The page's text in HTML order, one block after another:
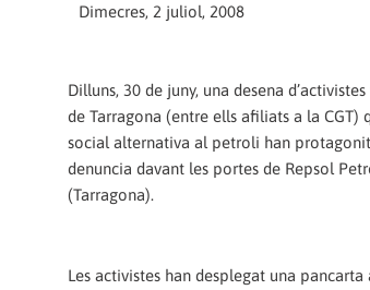
Dimecres, 2 juliol, 2008
Dilluns, 30 de juny, una desena
de Tarragona (entre ells afiliats a la CGT)
social alternativa al petroli han
denuncia davant les portes de Repsol
(Tarragona).
Les activistes han desplegat una